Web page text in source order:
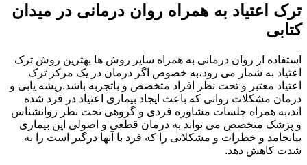
ترک اعتیاد به همراه روان درمانی در میدان
کتابی
استفاده از روان درمانی به همراه سایر روش ها بهترین روش ترک
اعتیاد به شمار می رود،به خصوص اگر درمان در یک مرکز ترک
اعتیاد معتبر و تحت نظر افراد متخصص و باتجربه باشد.ریشه یابی و
درمان مشکلات روانی که باعث ایجاد بیماری اعتیاد در فرد شده
اند،به همراه جلسات مشاوره فردی و گروهی تحت نظر روانشناس
و پزشک متخصص می تواند به درمان قطعی و اصولی این بیماری
بیانجامد و خطرات و مشکلاتی را که فرد با آنها درگیر است را به
شدت کاهش دهد.